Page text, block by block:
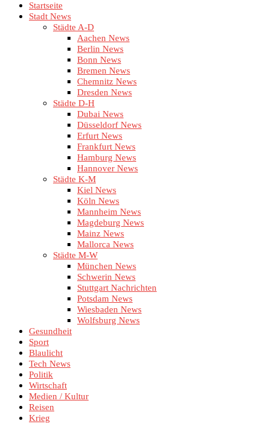
Startseite
Stadt News
Städte A-D
Aachen News
Berlin News
Bonn News
Bremen News
Chemnitz News
Dresden News
Städte D-H
Dubai News
Düsseldorf News
Erfurt News
Frankfurt News
Hamburg News
Hannover News
Städte K-M
Kiel News
Köln News
Mannheim News
Magdeburg News
Mainz News
Mallorca News
Städte M-W
München News
Schwerin News
Stuttgart Nachrichten
Potsdam News
Wiesbaden News
Wolfsburg News
Gesundheit
Sport
Blaulicht
Tech News
Politik
Wirtschaft
Medien / Kultur
Reisen
Krieg